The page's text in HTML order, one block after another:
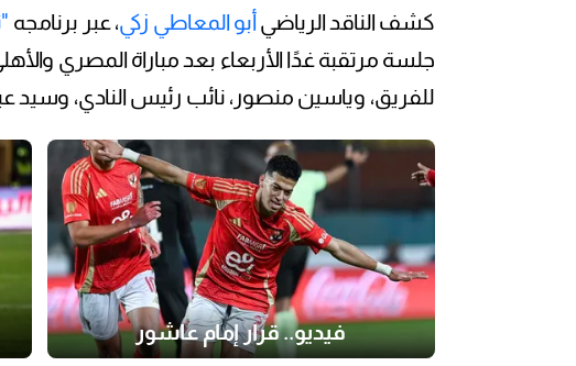
كشف الناقد الرياضي أبو المعاطي زكي، عبر برنامجه
جلسة مرتقبة غدًا الأربعاء بعد مباراة المصري
للفريق، وياسين منصور، نائب رئيس النادي، وسيد
فيديو.. قرار إمام عاشور